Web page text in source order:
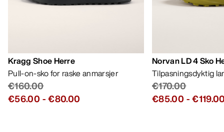
Kragg Shoe Herre
Pull-on-sko for raske anmarsjer
€160.00
€56.00 -€80.00
Norvan LD 4 Sko
Tilpasningsdyktig
€170.00
€85.00 -